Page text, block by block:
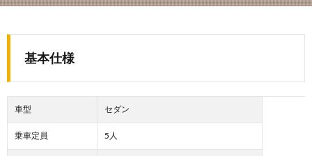
基本仕様
車型 セダン
乗車定員 5人